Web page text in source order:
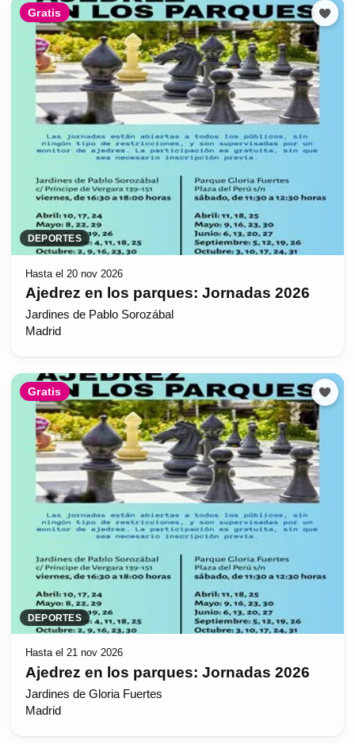
Gratis
DEPORTES
Hasta el 20 nov 2026
Ajedrez en los parques: Jornadas 2026
Jardines de Pablo Sorozábal
Madrid
Gratis
DEPORTES
Hasta el 21 nov 2026
Ajedrez en los parques: Jornadas 2026
Jardines de Gloria Fuertes
Madrid